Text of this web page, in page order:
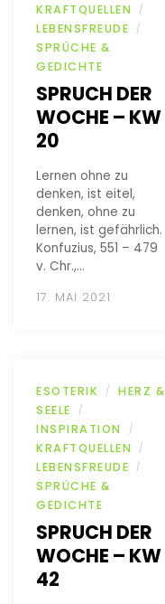
KRAFTQUELLEN /
LEBENSFREUDE /
SPRÜCHE &
GEDICHTE
SPRUCH DER
WOCHE – KW
20
Lernen ohne zu
denken, ist eitel,
denken, ohne zu
lernen, ist gefährlich.
Konfuzius, 551 – 479
v. Chr.,…
17. MAI 2021
ESOTERIK /
HERZ &
SEELE
/
INSPIRATION /
KRAFTQUELLEN /
LEBENSFREUDE /
SPRÜCHE &
GEDICHTE
SPRUCH DER
WOCHE – KW
42